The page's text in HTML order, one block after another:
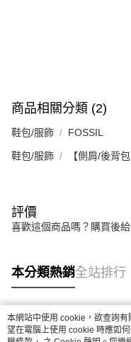
商品相關分類 (2)
鞋包/服飾 FOSSIL
鞋包/服飾 【側肩/後背包
評價
喜歡這個商品嗎？購買後
本分類熱銷全站排行
熱門標籤
本網站中使用 cookie，欲查詢
望在電腦上使用 cookie 時應如